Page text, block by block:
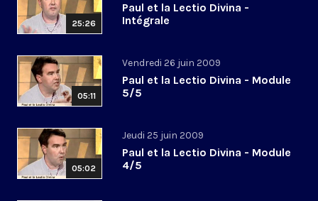
25:26
Paul et la Lectio Divina -
Intégrale
05:11
Vendredi 26 juin 2009
Paul et la Lectio Divina - Module
5/5
05:02
Jeudi 25 juin 2009
Paul et la Lectio Divina - Module
4/5